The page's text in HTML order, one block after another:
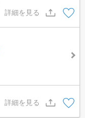
詳細を見る
詳細を見る